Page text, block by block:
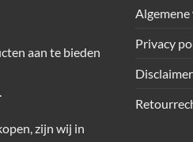
aan te bieden
zijn wij in
Privacy
Disclaimer